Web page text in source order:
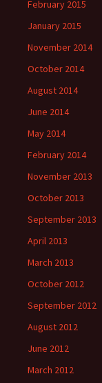
February 2015
January 2015
November 2014
October 2014
August 2014
June 2014
May 2014
February 2014
November 2013
October 2013
September 2013
April 2013
March 2013
October 2012
September 2012
August 2012
June 2012
March 2012